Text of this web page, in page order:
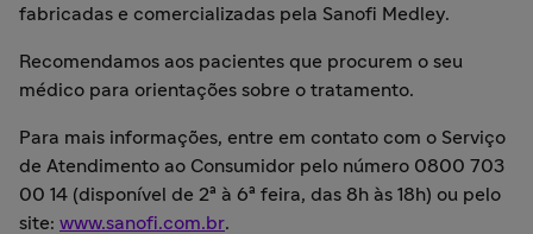
fabricadas e comercializadas pela Sanofi Medley.
Recomendamos aos pacientes que procurem o seu
médico para orientações sobre o tratamento.
Para mais informações, entre em contato com o Serviço
de Atendimento ao Consumidor pelo número 0800 703
00 14 (disponível de 2ª à 6ª feira, das 8h às 18h) ou pelo
site: www.sanofi.com.br.